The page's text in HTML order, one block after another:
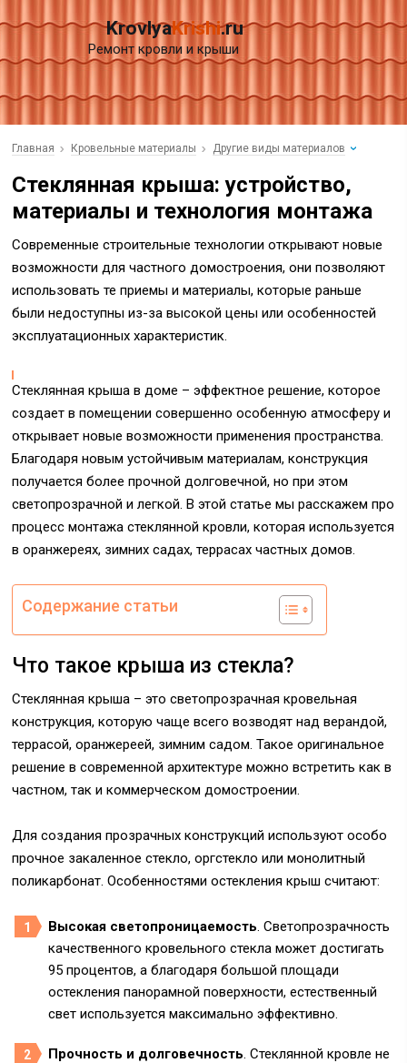
KrovlyaKrishi.ru
Ремонт кровли и крыши
Главная Кровельные материалы Другие виды материалов
Стеклянная крыша: устройство,
материалы и технология монтажа
Современные строительные технологии открывают новые
возможности для частного домостроения, они позволяют
использовать те приемы и материалы, которые раньше
были недоступны из-за высокой цены или особенностей
эксплуатационных характеристик.
Стеклянная крыша в доме – эффектное решение, которое
создает в помещении совершенно особенную атмосферу и
открывает новые возможности применения пространства.
Благодаря новым устойчивым материалам, конструкция
получается более прочной долговечной, но при этом
светопрозрачной и легкой. В этой статье мы расскажем про
процесс монтажа стеклянной кровли, которая используется
в оранжереях, зимних садах, террасах частных домов.
Содержание статьи
Что такое крыша из стекла?
Стеклянная крыша – это светопрозрачная кровельная
конструкция, которую чаще всего возводят над верандой,
террасой, оранжереей, зимним садом. Такое оригинальное
решение в современной архитектуре можно встретить как в
частном, так и коммерческом домостроении.
Для создания прозрачных конструкций используют особо
прочное закаленное стекло, оргстекло или монолитный
поликарбонат. Особенностями остекления крыш считают:
Высокая светопроницаемость. Светопрозрачность
качественного кровельного стекла может достигать
95 процентов, а благодаря большой площади
остекления панорамной поверхности, естественный
свет используется максимально эффективно.
Прочность и долговечность. Стеклянной кровле не